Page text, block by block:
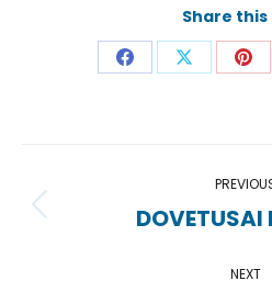
Share this
Share Share
navigation
DOVETUSAI
NEXT